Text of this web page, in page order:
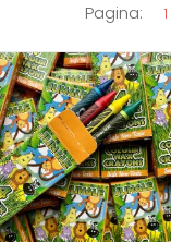
Pagina: 1
BESTELLEN